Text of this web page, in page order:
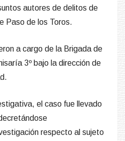
autores de delitos de
Paso de los Toros.
a cargo de la Brigada de
3º bajo la dirección de
el caso fue llevado
respecto al sujeto